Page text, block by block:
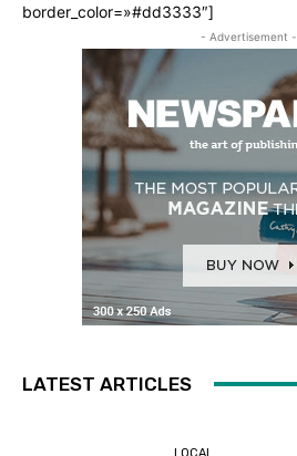
border_color=»#dd3333″]
- Advertisement -
LATEST ARTICLES